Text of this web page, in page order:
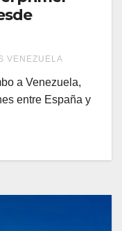
VENEZUELA
a Venezuela,
entre España y